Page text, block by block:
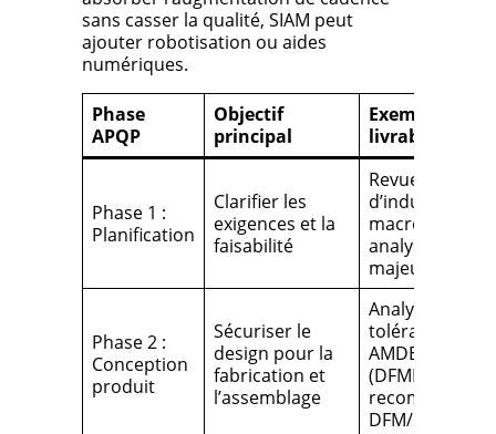
sans casser la qualité, SIAM peut
ajouter robotisation ou aides
numériques.
Phase
APQP
Objectif
principal
Exemples de
livrables
Phase 1 :
Planification
Clarifier les
exigences et la
faisabilité
Revue
macro-
analyse de
majeurs
Phase 2 :
Conception
produit
Sécuriser le
design pour la
fabrication et
l’assemblage
Analyse de
tolérances,
AMDEC produit
(DFMEA),
DFM/DFA